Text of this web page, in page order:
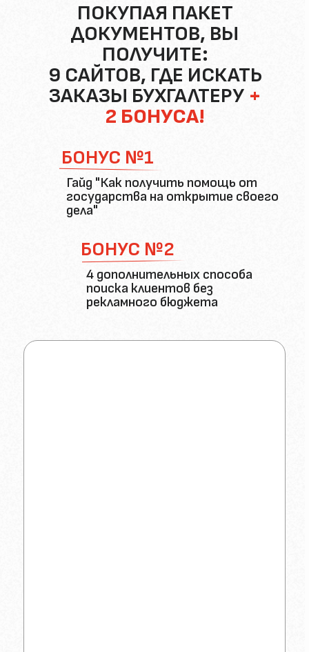
БОНУС №1
Гайд "Как получить помощь от
государства на открытие своего
дела"
4 дополнительных способа
поиска клиентов без
рекламного бюджета
БОНУС №2
ПОКУПАЯ ПАКЕТ
ДОКУМЕНТОВ, ВЫ
ПОЛУЧИТЕ:
9 САЙТОВ, ГДЕ ИСКАТЬ
ЗАКАЗЫ БУХГАЛТЕРУ +
2 БОНУСА!